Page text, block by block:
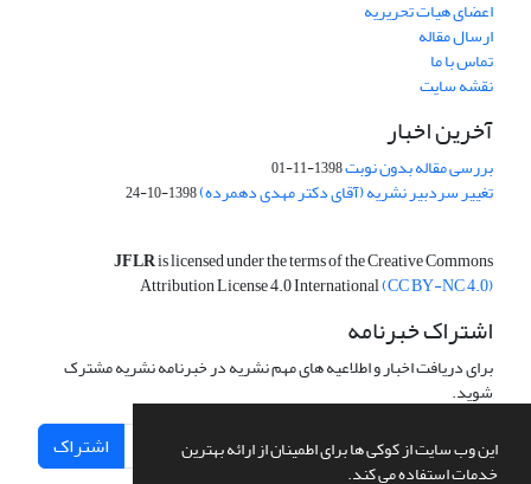
این وب سایت از کوکی ها برای اطمینان از ارائه بهترین
خدمات استفاده می کند.
اعضای هیات تحریریه
ارسال مقاله
تماس با ما
نقشه سایت
آخرین اخبار
بررسی مقاله بدون نوبت1398-11-01
تغییر سردبیر نشریه (آقای دکتر مهدی دهمرده)1398-10-24
JFLRis licensed under the terms of the Creative Commons
Attribution License 4.0 International(CC BY-NC 4.0)
اشتراک خبرنامه
برای دریافت اخبار و اطلاعیه های مهم نشریه در خبرنامه نشریه مشترک
شوید.
اشتراک